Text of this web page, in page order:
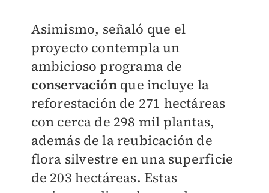
Asimismo, señaló que el
proyecto contempla un
ambicioso programa de
conservación que incluye la
reforestación de 271 hectáreas
con cerca de 298 mil plantas,
además de la reubicación de
flora silvestre en una superficie
de 203 hectáreas. Estas